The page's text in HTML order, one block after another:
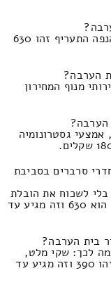
מחירה של הובלת אריחים בשילוב שירותי הנפה התעריף זהו 630
הערבה?
מנוף המחירון
הערבה?
אמצעי גסטרונומיה
סרברים בסביבת
לשכוח את הובלת
המסכים הובלת חדר שרתים קומפלט המחיר הוא 630 וזה מגיע עד
בית הערבה?
לכך: שקי מלט,
באלות, בוץ, פחים לצביעה ועוד. המחירון זהו 390 וזה מגיע עד